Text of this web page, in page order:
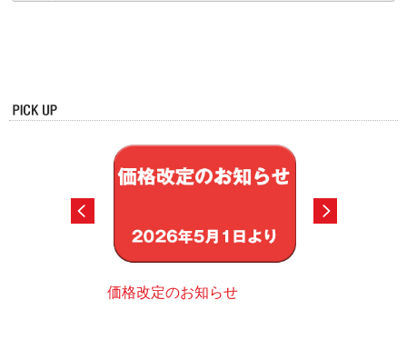
価格改定のお知らせ